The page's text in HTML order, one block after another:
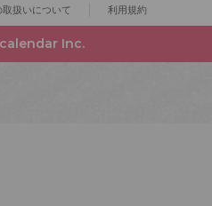
扱いについて 利用規約
Inc.